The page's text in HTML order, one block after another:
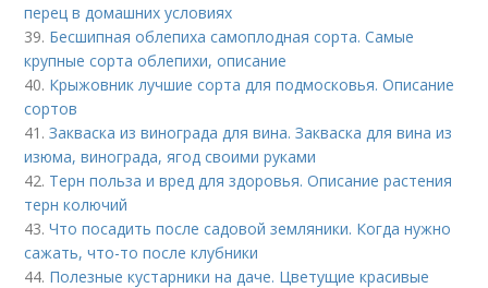
перец в домашних условиях
39. Бесшипная облепиха самоплодная сорта. Самые
крупные сорта облепихи, описание
40. Крыжовник лучшие сорта для подмосковья. Описание
сортов
41.Закваска из винограда для вина. Закваска для вина из
изюма, винограда, ягод своими руками
42. Терн польза и вред для здоровья. Описание растения
терн колючий
43.Что посадить после садовой земляники. Когда нужно
сажать, что-то после клубники
44. Полезные кустарники на даче. Цветущие красивые